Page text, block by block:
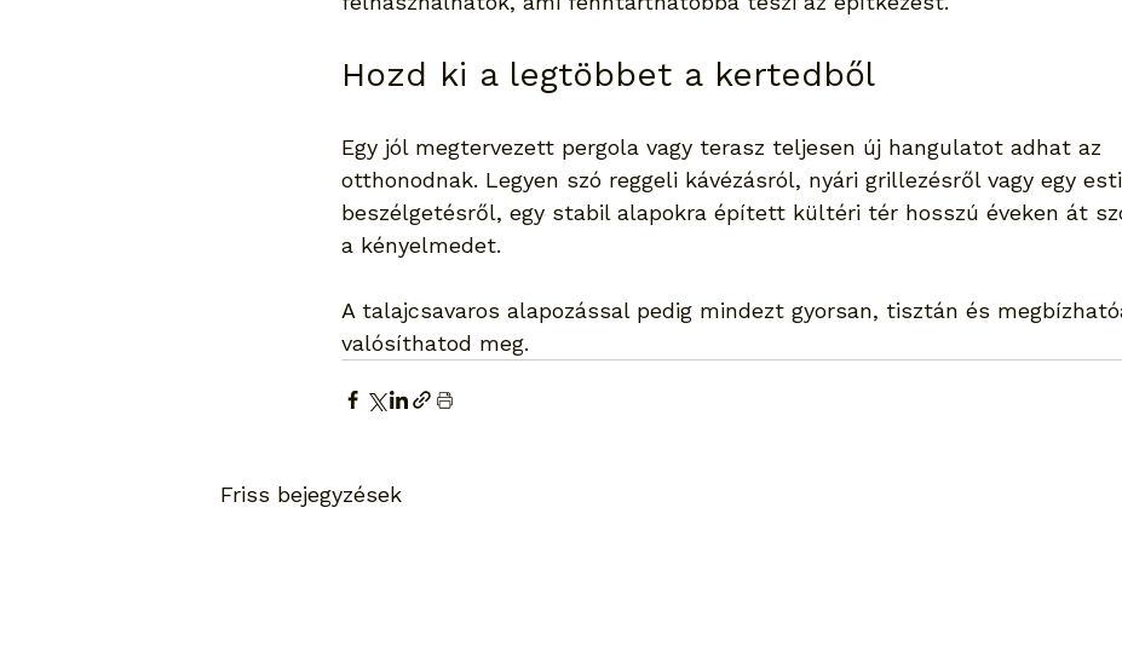
Hozd ki a legtöbbet a kertedből
Egy jól megtervezett pergola vagy terasz teljesen új hangulatot adhat az
otthonodnak. Legyen szó reggeli kávézásról, nyári grillezésről vagy egy esti
beszélgetésről, egy stabil alapokra épített kültéri tér hosszú éveken át
a kényelmedet.
A talajcsavaros alapozással pedig mindezt gyorsan, tisztán és
valósíthatod meg.
Friss bejegyzések